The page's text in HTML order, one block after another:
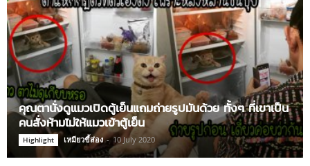
คุณตานั่งดูแมวเปิดตู้เย็นแถมถ่ายรูปมันด้วย ทั้งๆ ที่เขาเป็น
คนสั่งห้ามไม่ให้แมวเข้าตู้เย็น
Highlight เหมียวขี้ส่อง - 10 July 2020